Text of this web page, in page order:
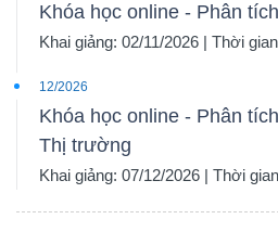
Khóa học online - Phân
Khai giảng: 02/11/2026 | Thời
12/2026
Khóa học online - Phân
Thị trường
Khai giảng: 07/12/2026 | Thời